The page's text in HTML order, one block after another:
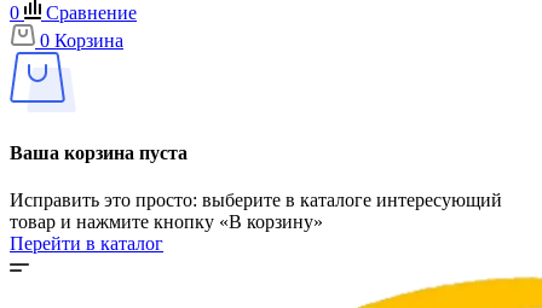
0
Сравнение
0 Корзина
Ваша корзина пуста
Исправить это просто: выберите в каталоге интересующий
товар и нажмите кнопку «В корзину»
Перейти в каталог